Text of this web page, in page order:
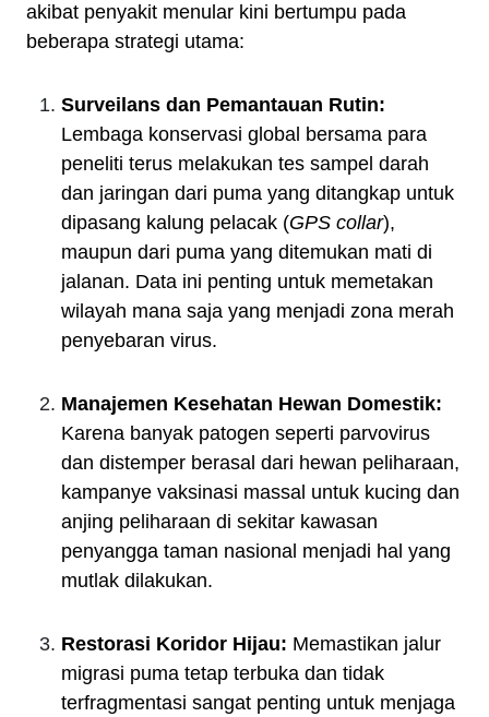
akibat penyakit menular kini bertumpu pada
beberapa strategi utama:
Surveilans dan Pemantauan Rutin:
Lembaga konservasi global bersama para
peneliti terus melakukan tes sampel darah
dan jaringan dari puma yang ditangkap untuk
dipasang kalung pelacak (GPS collar),
maupun dari puma yang ditemukan mati di
jalanan. Data ini penting untuk memetakan
wilayah mana saja yang menjadi zona merah
penyebaran virus.
Manajemen Kesehatan Hewan Domestik:
Karena banyak patogen seperti parvovirus
dan distemper berasal dari hewan peliharaan,
kampanye vaksinasi massal untuk kucing dan
anjing peliharaan di sekitar kawasan
penyangga taman nasional menjadi hal yang
mutlak dilakukan.
Restorasi Koridor Hijau: Memastikan jalur
migrasi puma tetap terbuka dan tidak
terfragmentasi sangat penting untuk menjaga